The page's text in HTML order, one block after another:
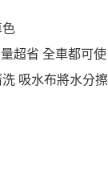
意方可使用
公司不負相關責
狀況，依本公司即
公司將視審查結果
惡意使用之情形，
取法律行動。
查看運費